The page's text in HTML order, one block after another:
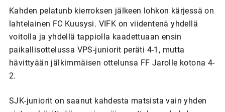
Kahden pelatunb kierroksen jälkeen lohkon kärjessä on
lahtelainen FC Kuusysi. VIFK on viidentenä yhdellä
voitolla ja yhdellä tappiolla kaadettuaan ensin
paikallisottelussa VPS-juniorit peräti 4-1, mutta
hävittyään jälkimmäisen ottelunsa FF Jarolle kotona 4-
2.
SJK-juniorit on saanut kahdesta matsista vain yhden